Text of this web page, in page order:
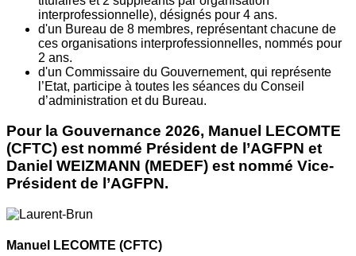
interprofessionnelle), désignés pour 4 ans.
d'un Bureau de 8 membres, représentant chacune de
ces organisations interprofessionnelles, nommés pour
2 ans.
d'un Commissaire du Gouvernement, qui représente
l’Etat, participe à toutes les séances du Conseil
d’administration et du Bureau.
Pour la Gouvernance 2026, Manuel LECOMTE
(CFTC) est nommé Président de l’AGFPN et
Daniel WEIZMANN (MEDEF) est nommé Vice-
Président de l’AGFPN.
Manuel LECOMTE (CFTC)